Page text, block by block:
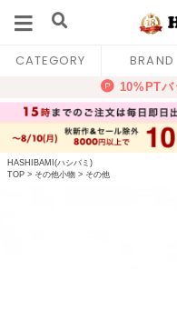
CATEGORY BRAND
HASHIBAMI(ハシバミ)
TOP > その他小物 > その他